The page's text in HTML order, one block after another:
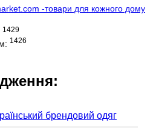
-товари для кожного дому
1429
1426
брендовий одяг